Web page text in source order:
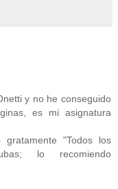
y no he conseguido
es mi asignatura
"Todos los
lo recomiendo